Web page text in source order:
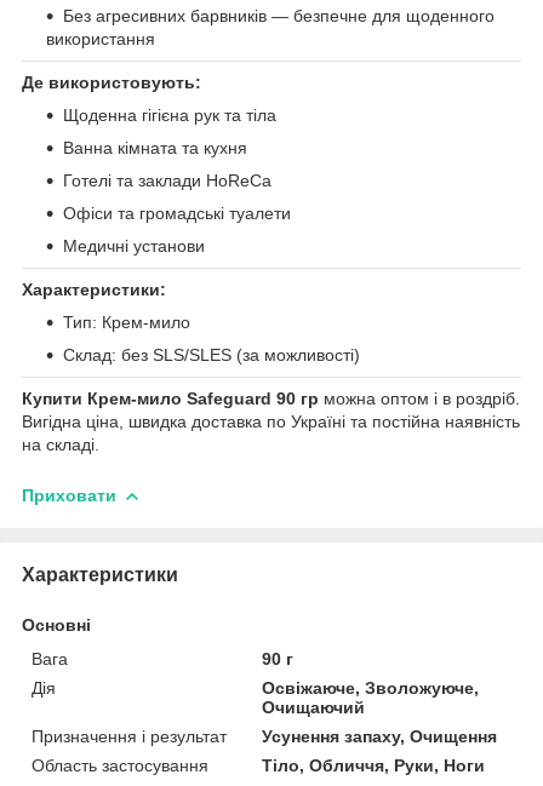
Без агресивних барвників — безпечне для щоденного
використання
Де використовують:
Щоденна гігієна рук та тіла
Ванна кімната та кухня
Готелі та заклади HoReCa
Офіси та громадські туалети
Медичні установи
Характеристики:
Тип: Крем-мило
Склад: без SLS/SLES (за можливості)
Купити Крем-мило Safeguard 90 гр можна оптом і в роздріб.
Вигідна ціна, швидка доставка по Україні та постійна наявність
на складі.
Приховати
Характеристики
Основні
Вага
90 г
Дія
Освіжаюче, Зволожуюче,
Очищаючий
Призначення і результат
Усунення запаху, Очищення
Область застосування
Тіло, Обличчя, Руки, Ноги